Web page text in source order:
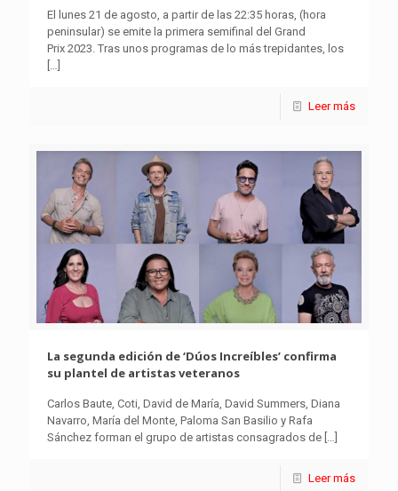
El lunes 21 de agosto, a partir de las 22:35 horas, (hora
peninsular) se emite la primera semifinal del Grand
Prix 2023. Tras unos programas de lo más trepidantes, los
[…]
Leer más
La segunda edición de ‘Dúos Increíbles’ confirma
su plantel de artistas veteranos
Carlos Baute, Coti, David de María, David Summers, Diana
Navarro, María del Monte, Paloma San Basilio y Rafa
Sánchez forman el grupo de artistas consagrados de […]
Leer más